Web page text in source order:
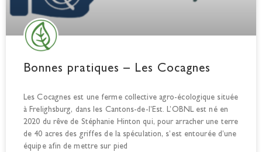
Bonnes pratiques – Les Cocagnes
Les Cocagnes est une ferme collective agro-écologique située
à Frelighsburg, dans les Cantons-de-l’Est. L’OBNL est né en
2020 du rêve de Stéphanie Hinton qui, pour arracher une terre
de 40 acres des griffes de la spéculation, s’est entourée d’une
équipe afin de mettre sur pied